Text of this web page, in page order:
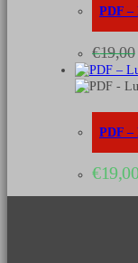
PDF
€19,00
PDF –
€19,00